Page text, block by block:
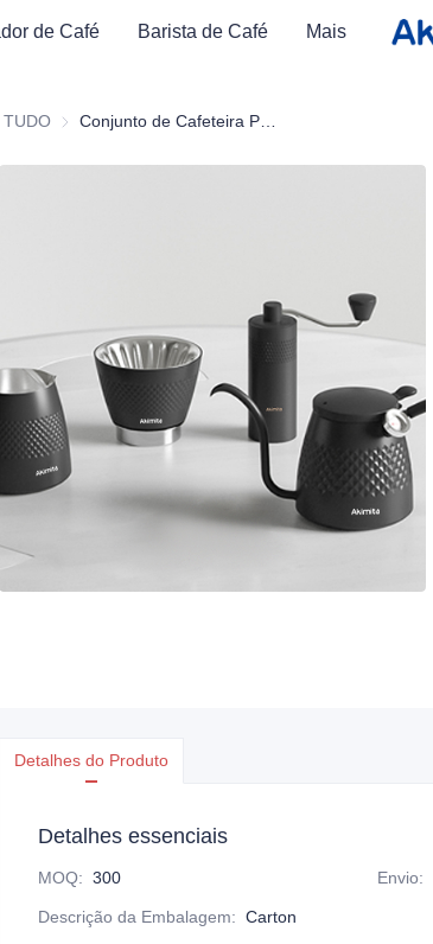
de Café Barista de Café Mais
TUDO
Detalhes do Produto
Detalhes essenciais
MOQ: 300 Envio:
Descrição da Embalagem: Carton